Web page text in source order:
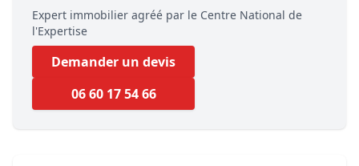
Expert immobilier agréé par le Centre National de
l'Expertise
Demander un devis
06 60 17 54 66